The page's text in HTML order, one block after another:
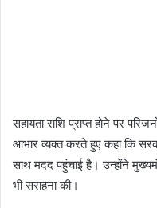
सहायता राशि प्राप्त होने पर
आभार व्यक्त करते हुए कहा कि
साथ मदद पहुंचाई है। उन्होंने
भी सराहना की।